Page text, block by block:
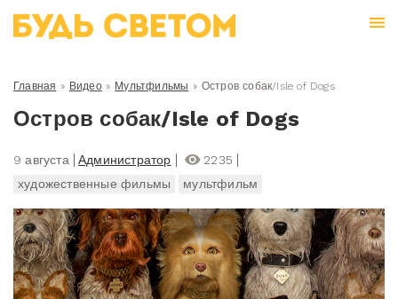
Главная » Видео» Мультфильмы » Остров собак/Isle of Dogs
Остров собак/Isle of Dogs
9 августа Администратор
2235
художественные фильмы
мультфильм